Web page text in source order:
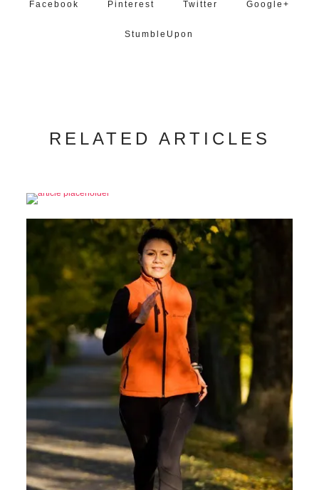
Facebook Pinterest Twitter Google+
StumbleUpon
RELATED ARTICLES